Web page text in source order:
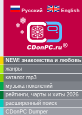
Русский English
NEW! знакомства и любовь
жанры
каталог mp3
музыка поколений
рейтинги, чарты и хиты 2026
расширенный поиск
CDonPC Dumper